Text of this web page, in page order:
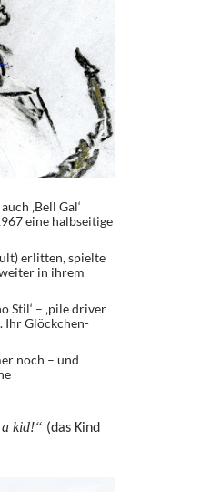
‚Bell Gal‘
eine halbseitige
erlitten, spielte
in ihrem
Stil‘ – ‚pile driver
Ihr Glöckchen-
noch – und
a kid!“ (das Kind